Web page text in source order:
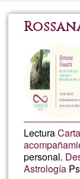
Lectura
personal.
Astrología